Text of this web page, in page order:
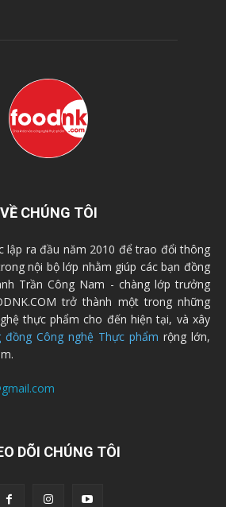
VỀ CHÚNG TÔI
lập ra đầu năm 2010 để trao đổi thông
nội bộ lớp nhằm giúp các bạn đồng
Trần Công Nam - chàng lớp trưởng
trở thành một trong những
thực phẩm cho đến hiện tại, và xây
đồng Công nghệ Thực phẩm rộng lớn,
DÕI CHÚNG TÔI